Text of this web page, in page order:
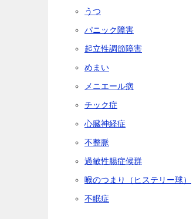
うつ
パニック障害
起立性調節障害
めまい
メニエール病
チック症
心臓神経症
不整脈
過敏性腸症候群
喉のつまり（ヒステリー球）
不眠症